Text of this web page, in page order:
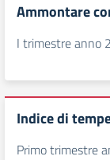
Ammontare
I trimestre anno
Indice di
Primo trimestre